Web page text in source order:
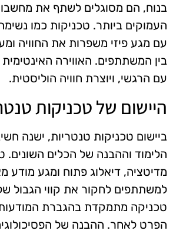
בנוח, הם מסוגלים לשתף את
העמוקים ביותר. טכניקות כמו
עם מגע פיזי משפרות את החוויה
בין המשתתפים. האווירה
עם הרגשי, ויוצרת חוויה הוליסטית.
היישום של טכניקות
ביישום טכניקות טנטריות, ישנה
הלימוד וההבנה של הכלים השונים.
מדיטציה, דיאלוג פתוח ומגע מודע
למשתתפים לחקור את קווי הגבול
טכניקה מתמקדת בהגברת המודעות
הפרט לאחר. ההבנה של